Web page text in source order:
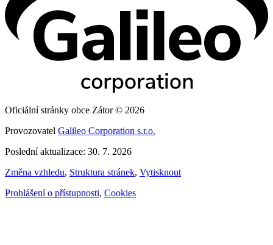
Oficiální stránky obce Zátor © 2026
Provozovatel Galileo Corporation s.r.o.
Poslední aktualizace: 30. 7. 2026
Změna vzhledu, Struktura stránek, Vytisknout
Prohlášení o přístupnosti, Cookies